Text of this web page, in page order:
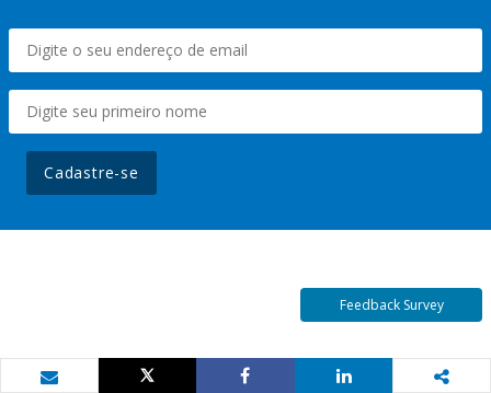
Cadastre-se
Feedback Survey